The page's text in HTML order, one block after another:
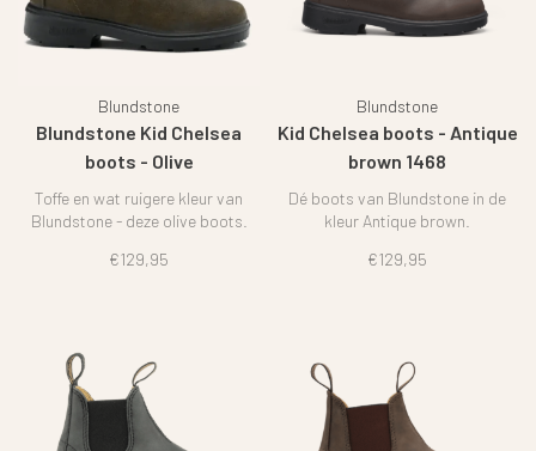
Blundstone
Blundstone Kid Chelsea
boots - Olive
Toffe en wat ruigere kleur van
Blundstone - deze olive boots.
€129,95
Blundstone
Kid Chelsea boots - Antique
brown 1468
Dé boots van Blundstone in de
kleur Antique brown.
€129,95